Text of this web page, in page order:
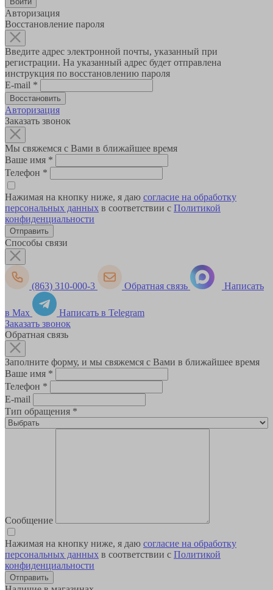
Авторизация
Восстановление пароля
Введите адрес электронной почты, указанный при
регистрации. На указанный адрес будет отправлена
инструкция по восстановлению пароля
E-mail *
Авторизация
Заказать звонок
Мы свяжемся с Вами в ближайшее время
Ваше имя *
Телефон *
Нажимая на кнопку ниже, я даю согласие на обработку
персональных данных в соответствии с Политикой
конфиденциальности
Способы связи
(863) 310-000-3 Обратная связь Написать
в Max
Написать в Telegram
Заказать звонок
Обратная связь
Заполните форму, и мы свяжемся с Вами в ближайшее время
Ваше имя *
Телефон *
E-mail
Тип обращения *
Сообщение
Нажимая на кнопку ниже, я даю согласие на обработку
персональных данных в соответствии с Политикой
конфиденциальности